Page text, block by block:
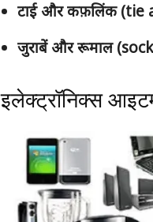
टाई और कफ़लिंक (tie
जुराबें और रूमाल
इलेक्ट्रॉनिक्स